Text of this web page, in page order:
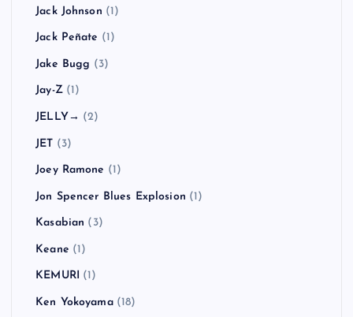
Jack Johnson (1)
Jack Peñate (1)
Jake Bugg (3)
Jay-Z(1)
JELLY→ (2)
JET (3)
Joey Ramone (1)
Jon Spencer Blues Explosion (1)
Kasabian (3)
Keane (1)
KEMURI (1)
Ken Yokoyama(18)